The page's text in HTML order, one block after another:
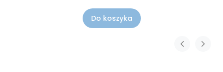
Do koszyka